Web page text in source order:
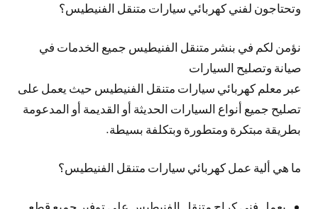
وتحتاجون لفني كهربائي سيارات متنقل الفنيطيس؟
نؤمن لكم في بنشر متنقل الفنيطيس جميع الخدمات في
صيانة وتصليح السيارات
عبر معلم كهربائي سيارات متنقل الفنيطيس حيث يعمل على
تصليح جميع أنواع السيارات الحديثة أو القديمة أو المدعومة
بطريقة مبتكرة ومتطورة وبتكلفة بسيطة.
ما هي ألية عمل كهربائي سيارات متنقل الفنيطيس؟
يعمل فني كراج متنقل الفنيطيس على توفير جميع قطع